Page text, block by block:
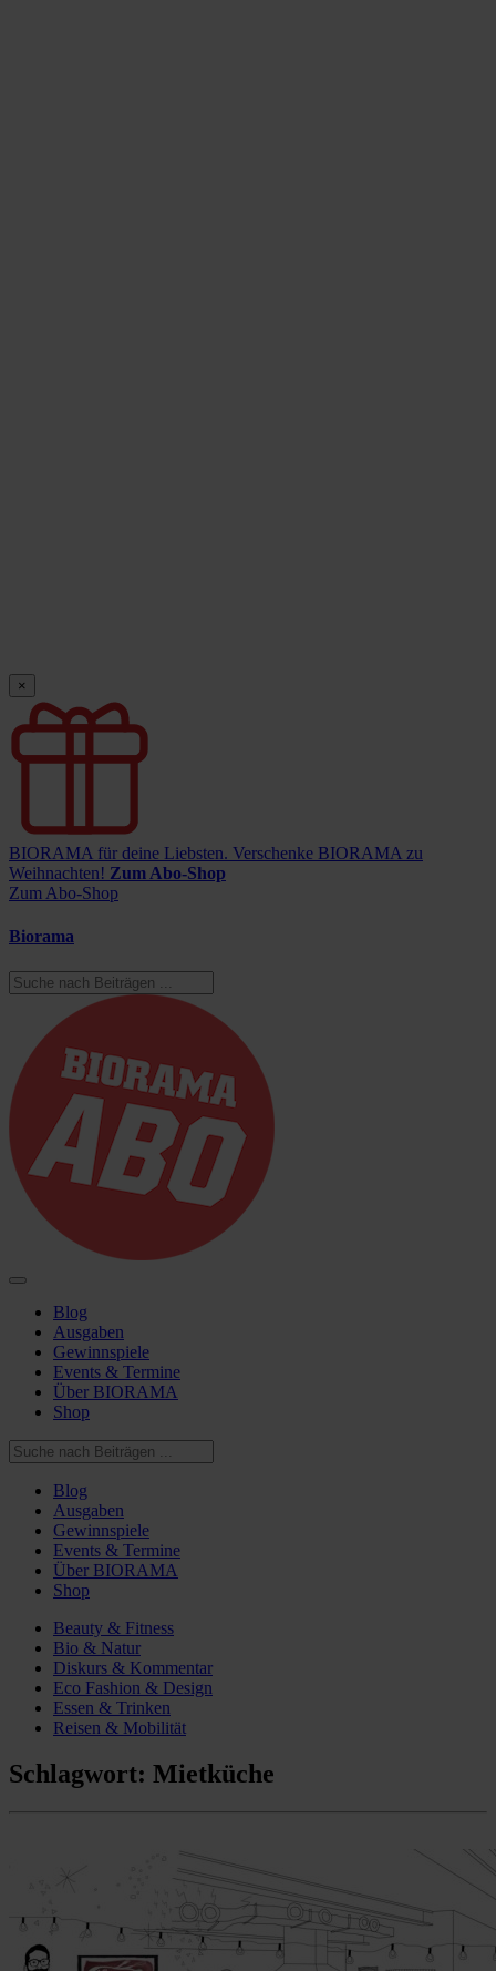
×
BIORAMA für deine Liebsten. Verschenke BIORAMA zu
Weihnachten! Zum Abo-Shop
Zum Abo-Shop
Biorama
Blog
Ausgaben
Gewinnspiele
Events & Termine
Über BIORAMA
Shop
Blog
Ausgaben
Gewinnspiele
Events & Termine
Über BIORAMA
Shop
Beauty & Fitness
Bio & Natur
Diskurs & Kommentar
Eco Fashion & Design
Essen & Trinken
Reisen & Mobilität
Schlagwort: Mietküche